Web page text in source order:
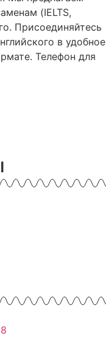
(IELTS,
Присоединяйтесь
в удобное
Телефон для